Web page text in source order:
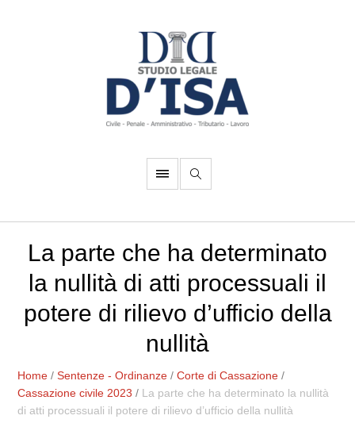
La parte che ha determinato
la nullità di atti processuali il
potere di rilievo d’ufficio della
nullità
Home /Sentenze - Ordinanze /Corte di Cassazione /
Cassazione civile 2023 / La parte che ha determinato la nullità
di atti processuali il potere di rilievo d’ufficio della nullità